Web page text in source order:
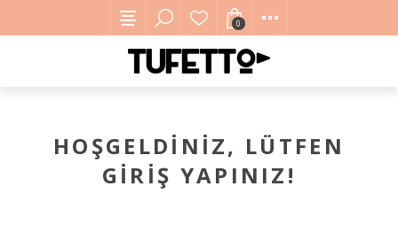
0
HOŞGELDINIZ, LÜTFEN
GIRIŞ YAPINIZ!